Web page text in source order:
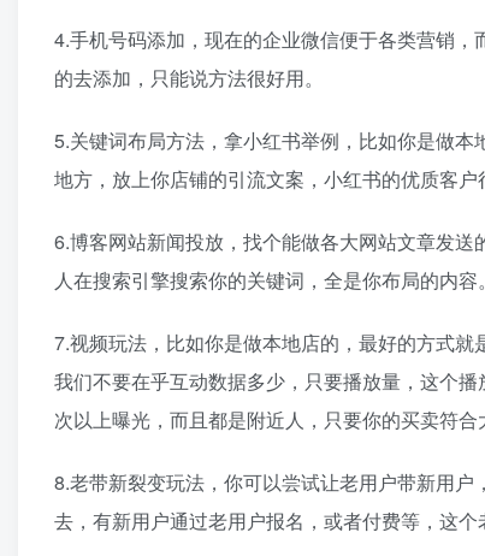
4.手机号码添加，现在的企业微信便于各类营销
的去添加，只能说方法很好用。
5.关键词布局方法，拿小红书举例，比如你是做
地方，放上你店铺的引流文案，小红书的优质客
6.博客网站新闻投放，找个能做各大网站文章发
人在搜索引擎搜索你的关键词，全是你布局的内容。
7.视频玩法，比如你是做本地店的，最好的方式
我们不要在乎互动数据多少，只要播放量，这个
次以上曝光，而且都是附近人，只要你的买卖符
8.老带新裂变玩法，你可以尝试让老用户带新用
去，有新用户通过老用户报名，或者付费等，这